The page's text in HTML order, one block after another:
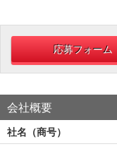
応募フォーム
会社概要
社名（商号）